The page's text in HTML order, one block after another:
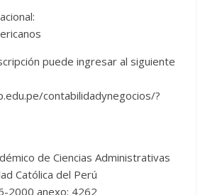
puede ingresar al siguiente
contabilidadynegocios/?
de Ciencias Administrativas
Católica del Perú
2000 anexo: 4262